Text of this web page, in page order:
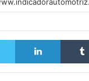
Twitter LinkedIn